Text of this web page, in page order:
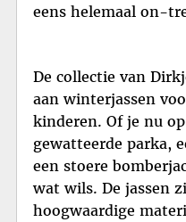
eens helemaal on-
De collectie van
aan winterjassen
kinderen. Of je nu
gewatteerde parka,
een stoere
wat wils. De jassen
hoogwaardige